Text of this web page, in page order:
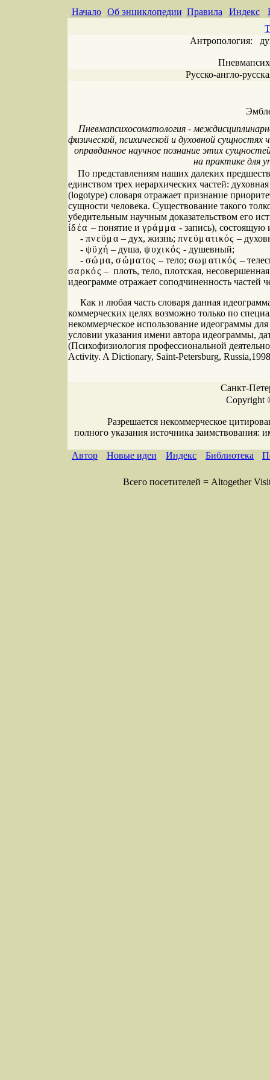
Начало Об энциклопедии Правила Индекс
Антропология:
Русско-англо-
Пневмапсихосоматология -
физической, психической и духовной сущностях
оправданное научное познание этих
на практике для
По представлениям наших далеких
единством трех иерархических частей:
(logotype) словаря отражает признание
сущности человека. Существование такого
убедительным научным доказательством его
ίδέα – понятие и γράμμα - запись), состоящую
- πνεϋμα – дух, жизнь; πνεϋματικός –
- ψϋχή – душа,ψυχικός - душевный;
- σώμα,σώματος – тело; σωματικός –
σαρκός – плоть, тело, плотская,
идеограмме отражает соподчиненность частей
Как и любая часть словаря данная
коммерческих целях возможно только по
некоммерческое использование идеограммы
условии указания имени автора идеограммы,
(Психофизиология профессиональной
Activity. A Dictionary, Saint-Petersburg,
Санкт-
Copyright
Разрешается некоммерческое
полного указания источника заимствования:
Автор Новые идеи Индекс Библиотека
Всего посетителей = Altogether